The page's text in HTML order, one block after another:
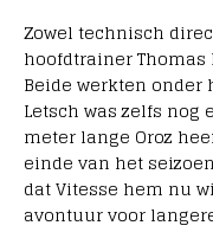
Zowel technisch
hoofdtrainer
Beide werkten onder
Letsch was zelfs nog
meter lange Oroz
einde van het
dat Vitesse hem nu
avontuur voor